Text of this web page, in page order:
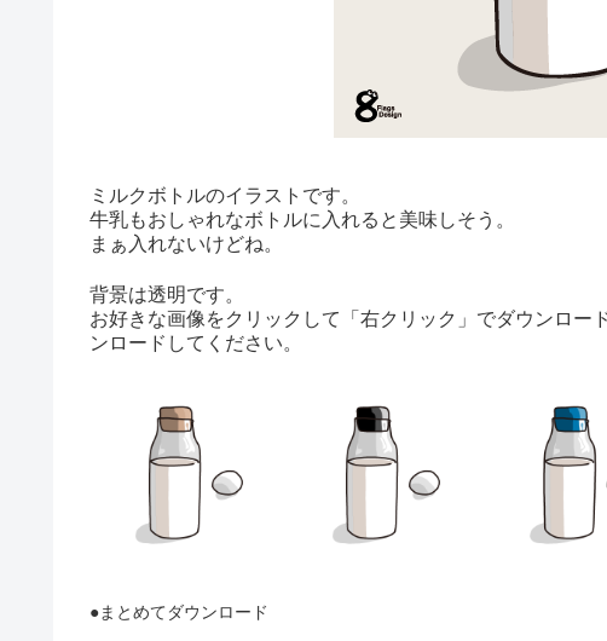
ミルクボトルのイラストです。
牛乳もおしゃれなボトルに入れると美味しそう。
まぁ入れないけどね。
背景は透明です。
お好きな画像をクリックして「右クリック」でダウンロー
ンロードしてください。
●まとめてダウンロード